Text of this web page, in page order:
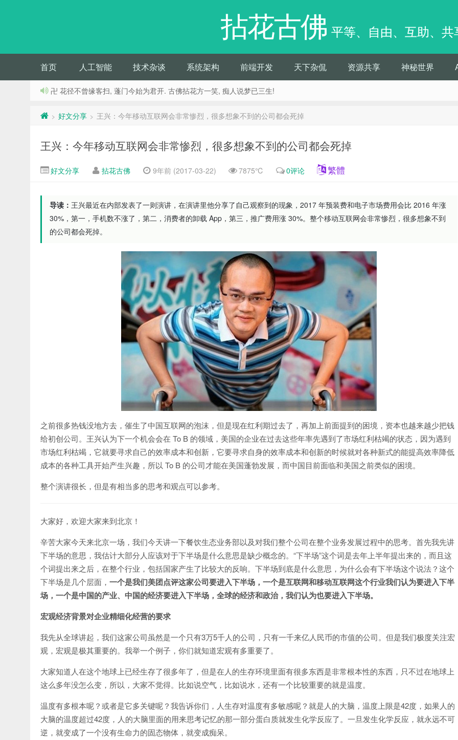
拈花古佛 平等、自由、互助、共
首页 人工智能 技术杂谈 系统架构 前端开发 天下杂侃 资源共享 神秘世界
卍 花径不曾缘客扫, 蓬门今始为君开. 古佛拈花方一笑, 痴人说梦已三生!
> 好文分享 > 王兴：今年移动互联网会非常惨烈，很多想象不到的公司都会死掉
王兴：今年移动互联网会非常惨烈，很多想象不到的公司都会死掉
好文分享 拈花古佛 9年前 (2017-03-22) 7875℃ 0评论 繁體
导读： 王兴最近在内部发表了一则演讲，在演讲里他分享了自己观察到的现象，2017 年预装费和电子市场费用会比 2016 年涨
30%，第一，手机数不涨了，第二，消费者的卸载 App，第三，推广费用涨 30%。整个移动互联网会非常惨烈，很多想象不到
的公司都会死掉。
之前很多热钱没地方去，催生了中国互联网的泡沫，但是现在红利期过去了，再加上前面提到的困境，资本也越来越少把钱
给初创公司。王兴认为下一个机会会在 To B 的领域，美国的企业在过去这些年率先遇到了市场红利枯竭的状态，因为遇到
市场红利枯竭，它就要寻求自己的效率成本和创新，它要寻求自身的效率成本和创新的时候就对各种新式的能提高效率降低
成本的各种工具开始产生兴趣，所以 To B 的公司才能在美国蓬勃发展，而中国目前面临和美国之前类似的困境。
整个演讲很长，但是有相当多的思考和观点可以参考。
大家好，欢迎大家来到北京！
辛苦大家今天来北京一场，我们今天讲一下餐饮生态业务部以及对我们整个公司在整个业务发展过程中的思考。首先我先讲
下半场的意思，我估计大部分人应该对于下半场是什么意思是缺少概念的。“下半场”这个词是去年上半年提出来的，而且这
个词提出来之后，在整个行业，包括国家产生了比较大的反响。下半场到底是什么意思，为什么会有下半场这个说法？这个
下半场是几个层面， 一个是我们美团点评这家公司要进入下半场，一个是互联网和移动互联网这个行业我们认为要进入下半
场，一个是中国的产业、中国的经济要进入下半场，全球的经济和政治，我们认为也要进入下半场。
宏观经济背景对企业精细化经营的要求
我先从全球讲起，我们这家公司虽然是一个只有3万5千人的公司，只有一千来亿人民币的市值的公司。但是我们极度关注宏
观，宏观是极其重要的。我举一个例子，你们就知道宏观有多重要了。
大家知道人在这个地球上已经生存了很多年了，但是在人的生存环境里面有很多东西是非常根本性的东西，只不过在地球上
这么多年没怎么变，所以，大家不觉得。比如说空气，比如说水，还有一个比较重要的就是温度。
温度有多根本呢？或者是它多关键呢？我告诉你们，人生存对温度有多敏感呢？就是人的大脑，温度上限是42度，如果人的
大脑的温度超过42度，人的大脑里面的用来思考记忆的那一部分蛋白质就发生化学反应了。一旦发生化学反应，就永远不可
逆，就变成了一个没有生命力的固态物体，就变成痴呆。